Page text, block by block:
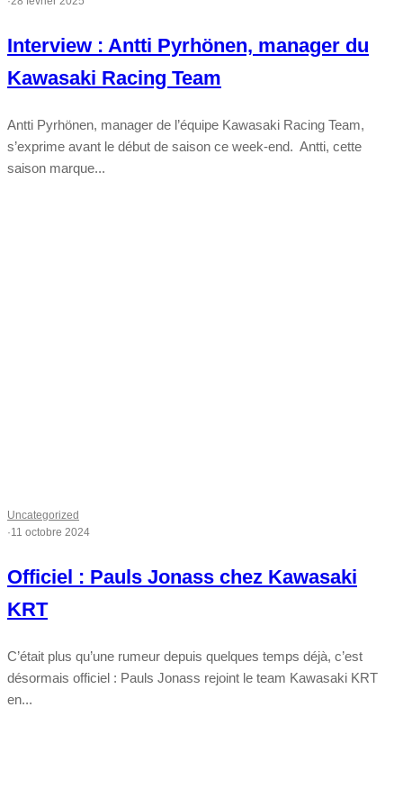
Interview : Antti Pyrhönen, manager du
Kawasaki Racing Team
Antti Pyrhönen, manager de l’équipe Kawasaki Racing Team,
s’exprime avant le début de saison ce week-end. Antti, cette
saison marque...
Uncategorized
·11 octobre 2024
Officiel : Pauls Jonass chez Kawasaki
KRT
C’était plus qu’une rumeur depuis quelques temps déjà, c’est
désormais officiel : Pauls Jonass rejoint le team Kawasaki KRT
en...